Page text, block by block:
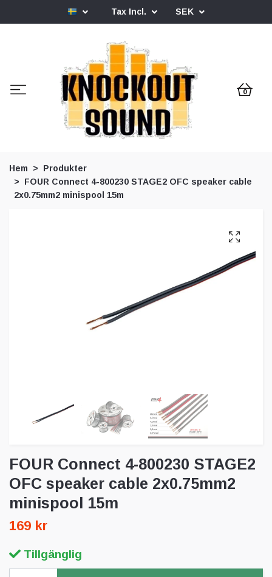
Tax Incl. SEK
0
Hem
Produkter
FOUR Connect 4-800230 STAGE2 OFC speaker cable
2x0.75mm2 minispool 15m
FOUR Connect 4-800230 STAGE2
OFC speaker cable 2x0.75mm2
minispool 15m
169 kr
Tillgänglig